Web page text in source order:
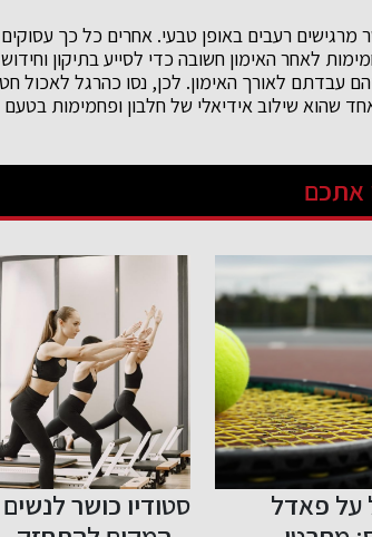
מרגישים רעבים באופן טבעי. אחרים כל כך
לאחר האימון חשובה כדי לסייע בתיקון
עבדתם לאורך האימון. לכן, נסו כהרגל לאכול
שהוא שילוב אידיאלי של חלבון ופחמימות
אתכם
כושר לנשים
לקראת חג